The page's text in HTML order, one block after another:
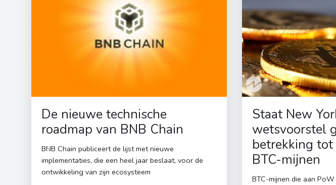
De nieuwe technische
roadmap van BNB Chain
BNB Chain publiceert de lijst met nieuwe
implementaties, die een heel jaar beslaat, voor de
ontwikkeling van zijn ecosysteem
Staat New
wetsvoorstel
betrekking
BTC-mijnen
BTC-mijnen die aan